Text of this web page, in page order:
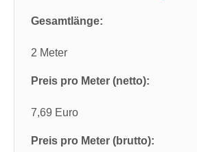
Gesamtlänge:
2 Meter
Preis pro Meter (netto):
7,69 Euro
Preis pro Meter (brutto):